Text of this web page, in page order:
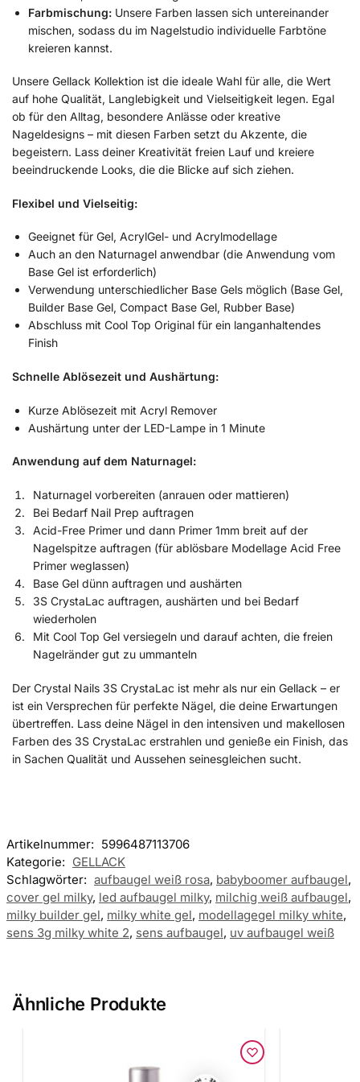
Farbmischung: Unsere Farben lassen sich untereinander
mischen, sodass du im Nagelstudio individuelle Farbtöne
kreieren kannst.
Unsere Gellack Kollektion ist die ideale Wahl für alle, die Wert
auf hohe Qualität, Langlebigkeit und Vielseitigkeit legen. Egal
ob für den Alltag, besondere Anlässe oder kreative
Nageldesigns – mit diesen Farben setzt du Akzente, die
begeistern. Lass deiner Kreativität freien Lauf und kreiere
beeindruckende Looks, die die Blicke auf sich ziehen.
Flexibel und Vielseitig:
Geeignet für Gel, AcrylGel- und Acrylmodellage
Auch an den Naturnagel anwendbar (die Anwendung vom
Base Gel ist erforderlich)
Verwendung unterschiedlicher Base Gels möglich (Base Gel,
Builder Base Gel, Compact Base Gel, Rubber Base)
Abschluss mit Cool Top Original für ein langanhaltendes
Finish
Schnelle Ablösezeit und Aushärtung:
Kurze Ablösezeit mit Acryl Remover
Aushärtung unter der LED-Lampe in 1 Minute
Anwendung auf dem Naturnagel:
Naturnagel vorbereiten (anrauen oder mattieren)
Bei Bedarf Nail Prep auftragen
Acid-Free Primer und dann Primer 1mm breit auf der
Nagelspitze auftragen (für ablösbare Modellage Acid Free
Primer weglassen)
Base Gel dünn auftragen und aushärten
3S CrystaLac auftragen, aushärten und bei Bedarf
wiederholen
Mit Cool Top Gel versiegeln und darauf achten, die freien
Nagelränder gut zu ummanteln
Der Crystal Nails 3S CrystaLac ist mehr als nur ein Gellack – er
ist ein Versprechen für perfekte Nägel, die deine Erwartungen
übertreffen. Lass deine Nägel in den intensiven und makellosen
Farben des 3S CrystaLac erstrahlen und genieße ein Finish, das
in Sachen Qualität und Aussehen seinesgleichen sucht.
Artikelnummer: 5996487113706
Kategorie: GELLACK
Schlagwörter: aufbaugel weiß rosa, babyboomer aufbaugel,
cover gel milky, led aufbaugel milky, milchig weiß aufbaugel,
milky builder gel, milky white gel, modellagegel milky white,
sens 3g milky white 2, sens aufbaugel, uv aufbaugel weiß
Ähnliche Produkte